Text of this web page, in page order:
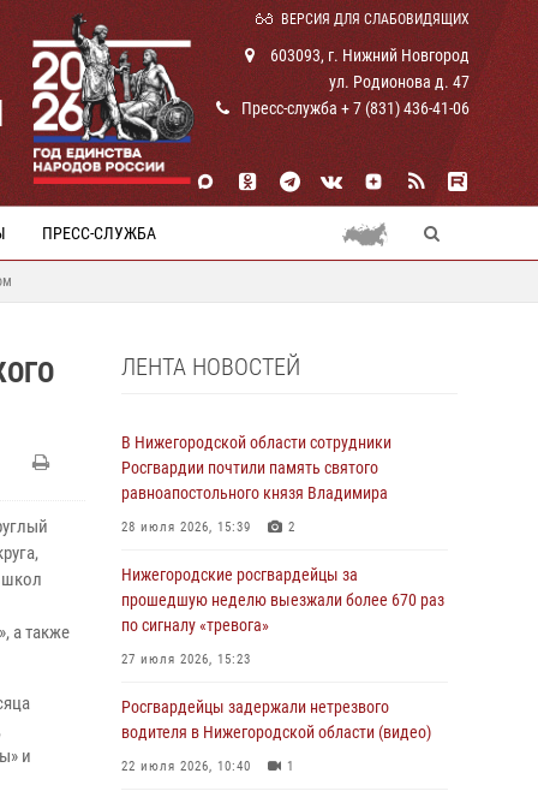
ВЕРСИЯ ДЛЯ СЛАБОВИДЯЩИХ
603093, г. Нижний Новгород
ул. Родионова д. 47
Пресс-служба + 7 (831) 436-41-06
ПРЕСС-СЛУЖБА
школ
а также
и
ЛЕНТА НОВОСТЕЙ
В Нижегородской области сотрудники
Росгвардии почтили память святого
равноапостольного князя Владимира
28 июля 2026, 15:39 2
Нижегородские росгвардейцы за
прошедшую неделю выезжали более 670 раз
по сигналу «тревога»
27 июля 2026, 15:23
Росгвардейцы задержали нетрезвого
водителя в Нижегородской области (видео)
22 июля 2026, 10:40 1